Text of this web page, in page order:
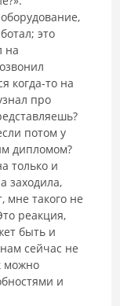
это
на
когда-то на
про
потом у
дипломом?
только и
заходила,
мне такого не
реакция,
быть и
сейчас не
можно
и